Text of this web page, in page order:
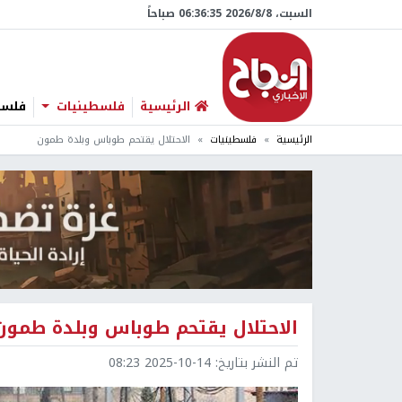
السبت، 8/‏8/‏2026 06:36:36 صباحاً
الرئيسية فلسطينيات
الرئيسية فلسطينيات الاحتلال يقتحم طوباس وبلدة طمون
الاحتلال يقتحم طوباس وبلدة
تم النشر بتاريخ: 2025-10-14 08:23